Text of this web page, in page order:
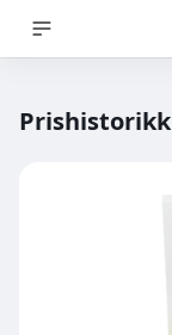
Prishistorikk